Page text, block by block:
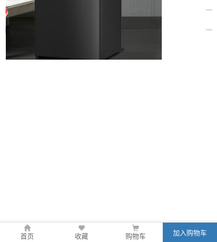
商品参数
商品规格
首页 收藏 购物车 加入购物车